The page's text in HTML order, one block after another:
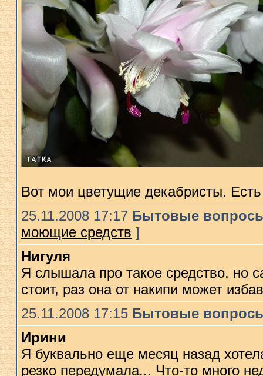
Вот мои цветущие декабристы.
25.11.2008 17:17 Бытовые
моющие средств ]
Нигуля
Я слышала про такое средство, но
стоит, раз она от накипи может
25.11.2008 17:15 Бытовые
Ирини
Я буквально еще месяц назад
резко передумала... Что-то много